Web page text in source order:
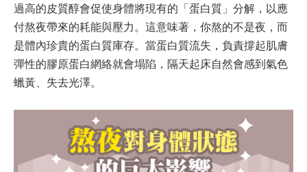
過高的皮質醇會促使身體將現有的「蛋白質」分解，以應
付熬夜帶來的耗能與壓力。這意味著，你熬的不是夜，而
是體內珍貴的蛋白質庫存。當蛋白質流失，負責撐起肌膚
彈性的膠原蛋白網絡就會塌陷，隔天起床自然會感到氣色
蠟黃、失去光澤。